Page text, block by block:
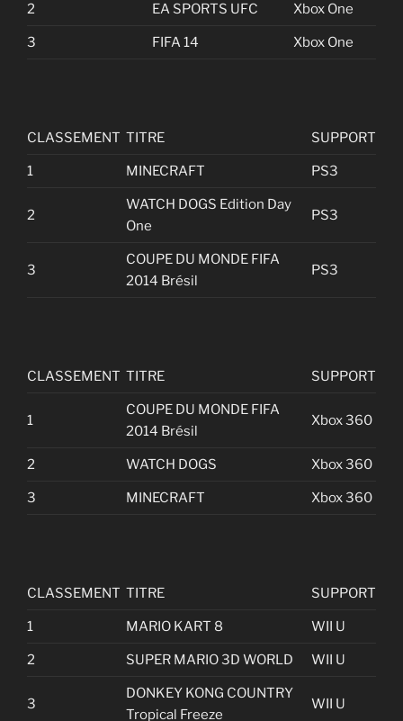
2 EA SPORTS UFC Xbox One
3 FIFA 14 Xbox One
CLASSEMENT TITRE SUPPORT
1 MINECRAFT PS3
2
WATCH DOGS Edition Day
One
PS3
3
COUPE DU MONDE FIFA
2014 Brésil
PS3
CLASSEMENT TITRE SUPPORT
1
COUPE DU MONDE FIFA
2014 Brésil
Xbox 360
2 WATCH DOGS Xbox 360
3 MINECRAFT Xbox 360
CLASSEMENT TITRE SUPPORT
1 MARIO KART 8 WII U
2 SUPER MARIO 3D WORLD WII U
3
DONKEY KONG COUNTRY
Tropical Freeze
WII U